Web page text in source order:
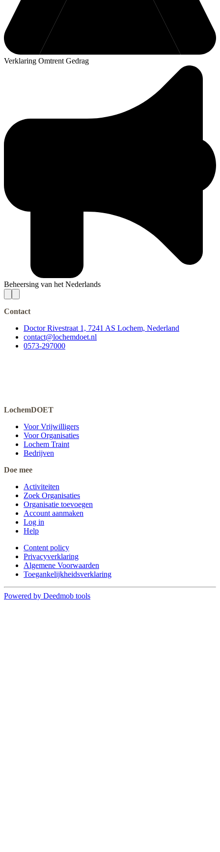
Verklaring Omtrent Gedrag
Beheersing van het Nederlands
Contact
Doctor Rivestraat 1, 7241 AS Lochem, Nederland
contact@lochemdoet.nl
0573-297000
LochemDOET
Voor Vrijwilligers
Voor Organisaties
Lochem Traint
Bedrijven
Doe mee
Activiteiten
Zoek Organisaties
Organisatie toevoegen
Account aanmaken
Log in
Help
Content policy
Privacyverklaring
Algemene Voorwaarden
Toegankelijkheidsverklaring
Powered by Deedmob tools